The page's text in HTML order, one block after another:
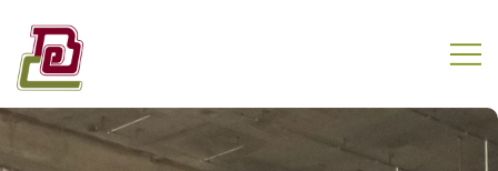
content
盈电工程有限公司